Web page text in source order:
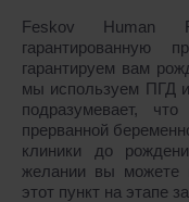
Feskov Human
гарантированную
гарантируем вам
мы используем ПГД
подразумевает,
прерванной
клиники до
желании вы
этот пункт на этапе